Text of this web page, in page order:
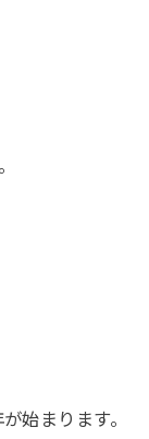
始まります。